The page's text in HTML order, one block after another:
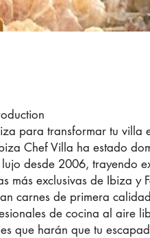
para transformar tu villa
Chef Villa ha estado
desde 2006, trayendo
más exclusivas de Ibiza y
carnes de primera
de cocina al aire
que harán que tu